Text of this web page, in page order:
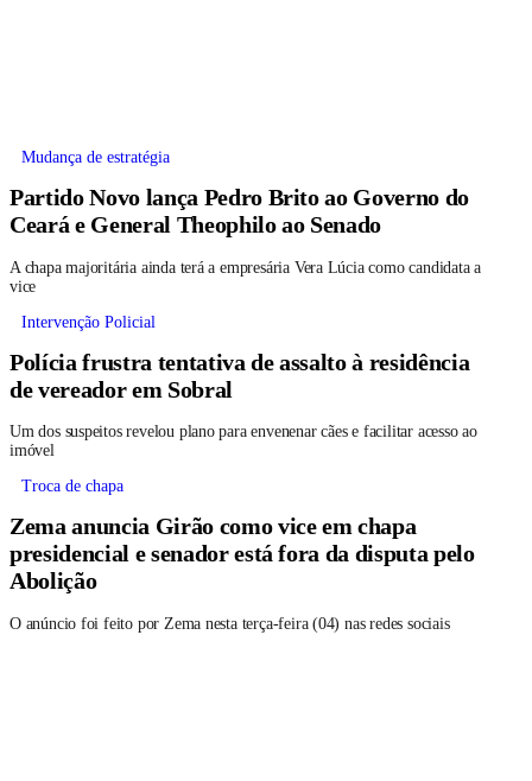
Mudança de estratégia
Partido Novo lança Pedro Brito ao Governo do
Ceará e General Theophilo ao Senado
A chapa majoritária ainda terá a empresária Vera Lúcia como candidata a
vice
Intervenção Policial
Polícia frustra tentativa de assalto à residência
de vereador em Sobral
Um dos suspeitos revelou plano para envenenar cães e facilitar acesso ao
imóvel
Troca de chapa
Zema anuncia Girão como vice em chapa
presidencial e senador está fora da disputa pelo
Abolição
O anúncio foi feito por Zema nesta terça-feira (04) nas redes sociais